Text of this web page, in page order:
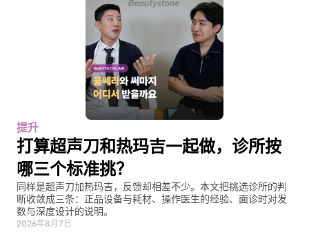
提升
打算超声刀和热玛吉一起做，诊所按
哪三个标准挑？
同样是超声刀加热玛吉，反馈却相差不少。本文把挑选诊所的判
断收敛成三条：正品设备与耗材、操作医生的经验、面诊时对发
数与深度设计的说明。
2026年8月7日